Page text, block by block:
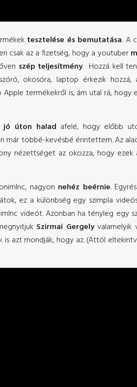
tesztelése és bemutatása. A
csak az a fizetség, hogy a youtuber
szép teljesítmény. Hozzá kell
okosóra, laptop érkezik
termékekről is, ám utal rá,
jó úton halad afelé, hogy előbb
már többé-kevésbé érintettem. Az
nézettséget az okozza, hogy
nagyon nehéz beérnie.
ez a különbség egy szimpla
videót. Azonban ha tényleg egy
Szirmai Gergelyvalamelyik
is azt mondják, hogy az. (Attól